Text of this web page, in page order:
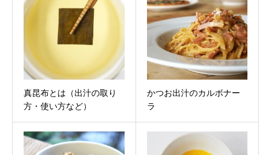
真昆布とは（出汁の取り
方・使い方など）
かつお出汁のカルボナー
ラ